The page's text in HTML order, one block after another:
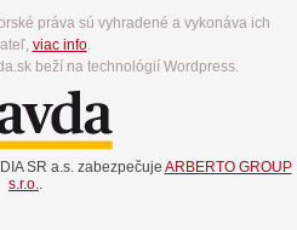
práva sú vyhradené a vykonáva ich
viac info.
beží na technológií Wordpress.
SR a.s. zabezpečuje ARBERTO GROUP
s.r.o.